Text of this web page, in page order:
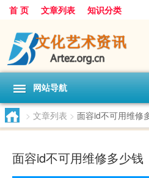
首 页 文章列表 知识分类
网站导航
> 文章列表 > 面容id不可用维修
面容id不可用维修多少钱